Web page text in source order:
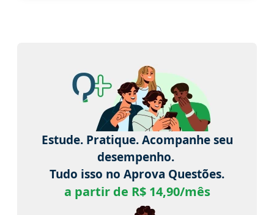
Estude. Pratique. Acompanhe seu
desempenho.
Tudo isso no Aprova Questões.
a partir de R$ 14,90/mês